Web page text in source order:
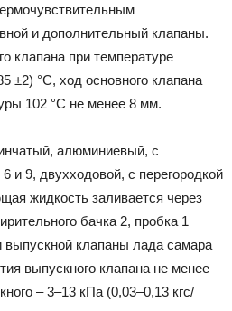
и дополнительный клапаны.
клапана при температуре
±2) °С, ход основного клапана
102 °С не менее 8 мм.
алюминиевый, с
и 9, двухходовой, с перегородкой
жидкость заливается через
бачка 2, пробка 1
выпускной клапаны лада самара
выпускного клапана не менее
– 3–13 кПа (0,03–0,13 кгс/